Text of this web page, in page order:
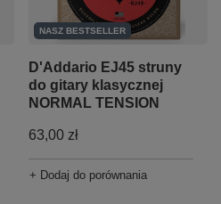
NASZ BESTSELLER
D'Addario EJ45 struny
do gitary klasycznej
NORMAL TENSION
63,00 zł
+ Dodaj do porównania